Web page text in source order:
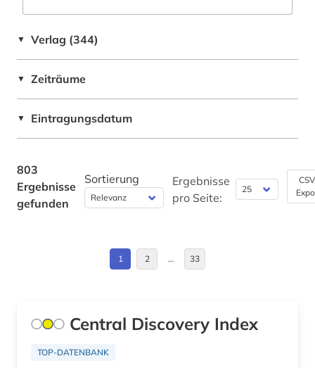
archivalien (3)
archive (2)
archivwesen (3)
archäologie (10)
arthur (1)
artusepik (1)
Byzantinisches Reich (2)
Deutschland (106)
▼ Verlag (344)
▼ Zeiträume
▼ Eintragungsdatum
803
Ergebnisse
gefunden
Sortierung
Ergebnisse
pro Seite:
1 2 … 33
Central Discovery Index
TOP-DATENBANK